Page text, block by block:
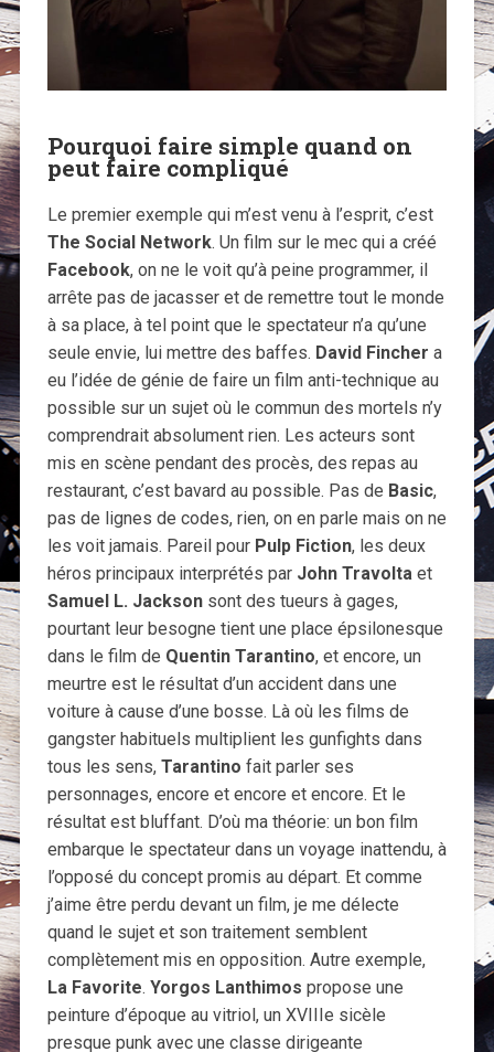
Pourquoi faire simple quand on
peut faire compliqué
Le premier exemple qui m’est venu à l’esprit, c’est
The Social Network. Un film sur le mec qui a créé
Facebook, on ne le voit qu’à peine programmer, il
arrête pas de jacasser et de remettre tout le monde
à sa place, à tel point que le spectateur n’a qu’une
seule envie, lui mettre des baffes. David Fincher a
eu l’idée de génie de faire un film anti-technique au
possible sur un sujet où le commun des mortels n’y
comprendrait absolument rien. Les acteurs sont
mis en scène pendant des procès, des repas au
restaurant, c’est bavard au possible. Pas de Basic,
pas de lignes de codes, rien, on en parle mais on ne
les voit jamais. Pareil pour Pulp Fiction, les deux
héros principaux interprétés par John Travoltaet
Samuel L. Jacksonsont des tueurs à gages,
pourtant leur besogne tient une place épsilonesque
dans le film de Quentin Tarantino, et encore, un
meurtre est le résultat d’un accident dans une
voiture à cause d’une bosse. Là où les films de
gangster habituels multiplient les gunfights dans
tous les sens, Tarantino fait parler ses
personnages, encore et encore et encore. Et le
résultat est bluffant. D’où ma théorie: un bon film
embarque le spectateur dans un voyage inattendu, à
l’opposé du concept promis au départ. Et comme
j’aime être perdu devant un film, je me délecte
quand le sujet et son traitement semblent
complètement mis en opposition. Autre exemple,
La Favorite. Yorgos Lanthimos propose une
peinture d’époque au vitriol, un XVIIIe sicèle
presque punk avec une classe dirigeante